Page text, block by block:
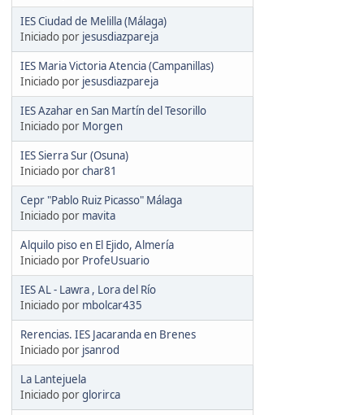
IES Ciudad de Melilla (Málaga)
Iniciado por jesusdiazpareja
IES Maria Victoria Atencia (Campanillas)
Iniciado por jesusdiazpareja
IES Azahar en San Martín del Tesorillo
Iniciado por Morgen
IES Sierra Sur (Osuna)
Iniciado porchar81
Cepr "Pablo Ruiz Picasso" Málaga
Iniciado por mavita
Alquilo piso en El Ejido, Almería
Iniciado por ProfeUsuario
IES AL - Lawra , Lora del Río
Iniciado por mbolcar435
Rerencias. IES Jacaranda en Brenes
Iniciado por jsanrod
La Lantejuela
Iniciado porglorirca